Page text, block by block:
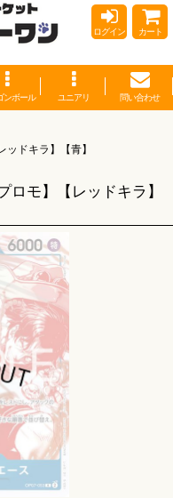
ログイン カート
ンボール ユニアリ 問い合わせ
ドキラ】【青】
ロモ】【レッドキラ】